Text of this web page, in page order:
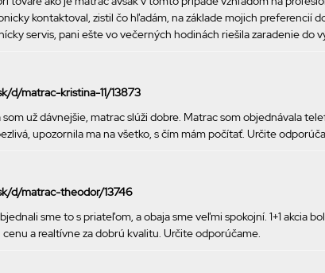
kontaktoval, zistil čo hľadám, na základe mojich preferencií
servis, pani ešte vo večerných hodinách riešila zaradenie do
d/matrac-kristina-11/13873
už dávnejšie, matrac slúži dobre. Matrac som objednávala
upozornila ma na všetko, s čím mám počítať. Určite
d/matrac-theodor/13746
sme to s priateľom, a obaja sme veľmi spokojní. 1+1 akcia
a realtívne za dobrú kvalitu. Určite odporúčame.